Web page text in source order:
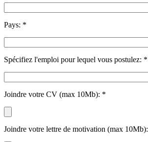
Pays: *
Spécifiez l'emploi pour lequel vous postulez: *
Joindre votre CV (max 10Mb): *
Joindre votre lettre de motivation (max 10Mb):